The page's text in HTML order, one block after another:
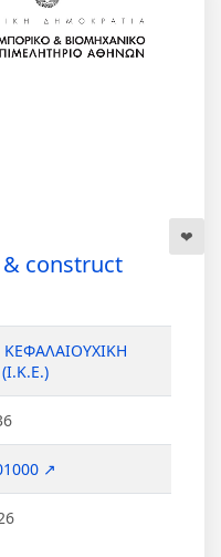
construct
ΚΕΦΑΛΑΙΟΥΧΙΚΗ
↗